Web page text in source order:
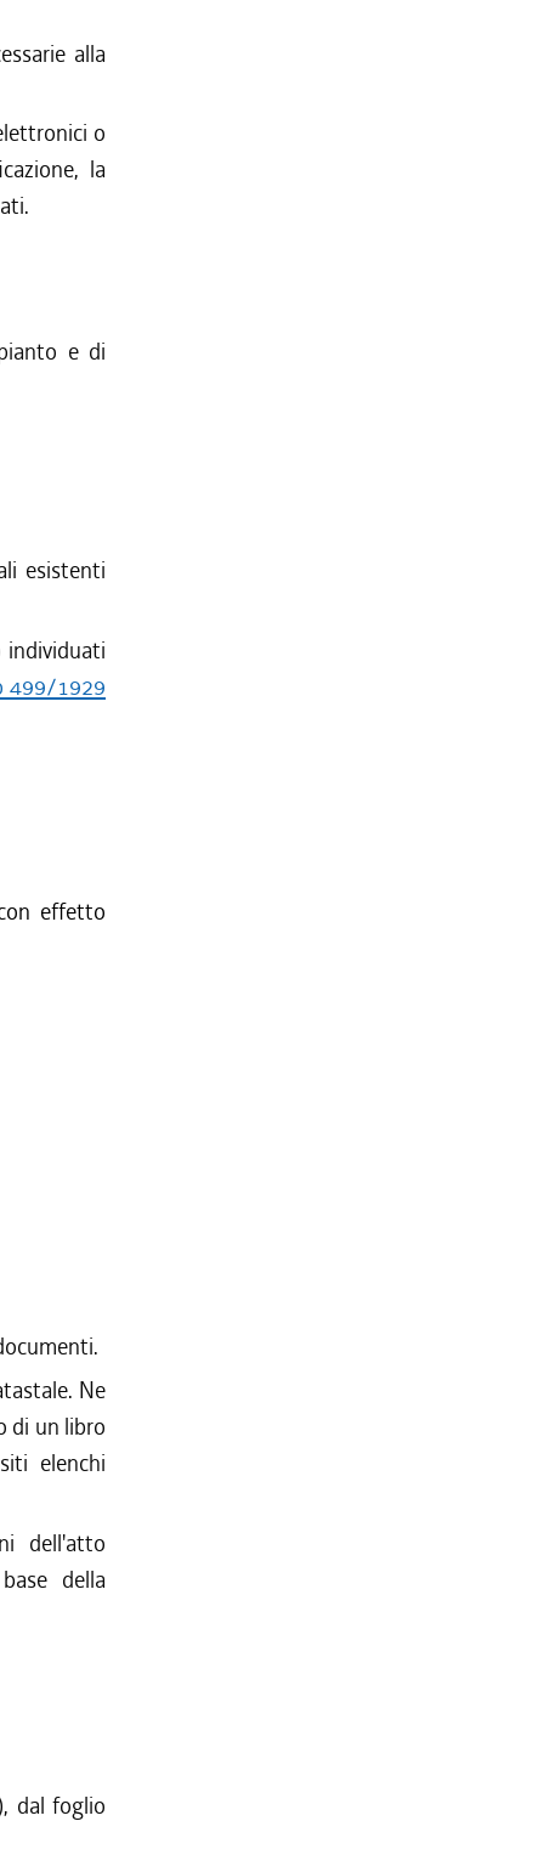
alla
o
la
e di
esistenti
individuati
499/1929
effetto
Ne
di un libro
elenchi
dell'atto
della
dal foglio